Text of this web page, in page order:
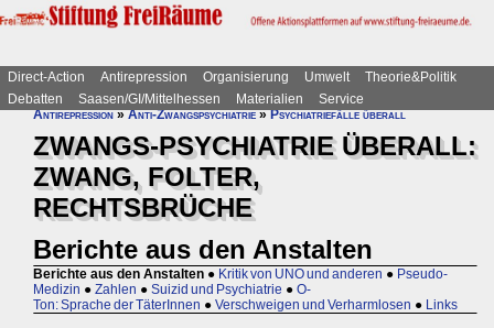
Direct-Action Antirepression Organisierung Umwelt
Theorie&Politik
Debatten
Saasen/GI/Mittelhessen Materialien
Service
Antirepression»Anti-Zwangspsychiatrie»Psychiatriefälle überall
ZWANGS-PSYCHIATRIE ÜBERALL:
ZWANG, FOLTER,
RECHTSBRÜCHE
Berichte aus den Anstalten
Berichte aus den Anstalten ● Kritik von UNO und anderen ● Pseudo-
Medizin ● Zahlen ● Suizid und Psychiatrie ● O-
Ton: Sprache der TäterInnen ● Verschweigen und Verharmlosen ● Links